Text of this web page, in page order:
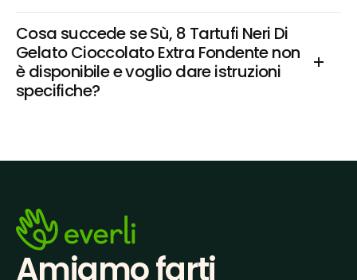
Cosa succede se Sù, 8 Tartufi Neri Di
Gelato Cioccolato Extra Fondente non
è disponibile e voglio dare istruzioni
specifiche?
Amiamo farti